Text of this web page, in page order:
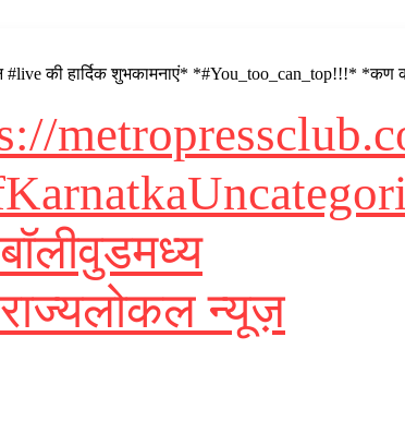
की हार्दिक शुभकामनाएं* *#You_too_can_top!!!* *कण
Karnatka
बॉलीवुडमध्य
राज्यलोकल न्यूज़